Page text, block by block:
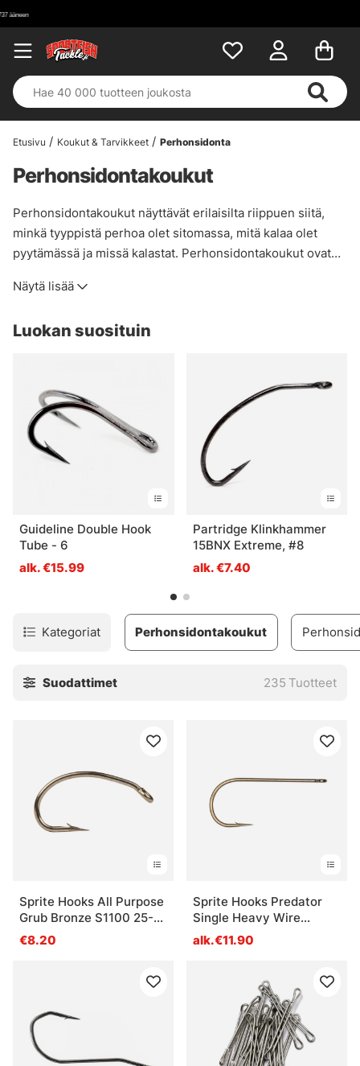
Etusivu Koukut & Tarvikkeet Perhonsidonta
Perhonsidontakoukut
Perhonsidontakoukut näyttävät erilaisilta riippuen siitä,
minkä tyyppistä perhoa olet sitomassa, mitä kalaa olet
pyytämässä ja missä kalastat. Perhonsidontakoukut ovat
varsi, jotta perhosi mahtuu koukkuun. On myös olemassa
koukkusilmät jigikärpästen sitomista varten, ja
perhonsidontakoukkua perhonsidontaan ja putkiperhojen
sitomiseen, olet tullut oikeaan paikkaan. Meiltä löytyy
yksittäisiä ja kolmoiskoukkuja eri tyyleillä erilaisiin
perhokalastustyyleihin!
Näytä lisää
Luokan suosituin
Guideline Double Hook
Tube - 6
alk. €15.99
Partridge Klinkhammer
15BNX Extreme, #8
alk. €7.40
Kategoriat Perhonsidontakoukut
Suodattimet 235 Tuotteet
Sprite Hooks All Purpose
Grub Bronze S1100 25-
pack
€8.20
Sprite Hooks Predator
Single Heavy Wire
Bronze S1087 15-pack
alk.€11.90